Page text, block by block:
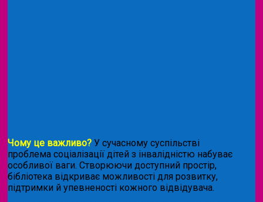
Чому це важливо? У сучасному суспільстві
проблема соціалізації дітей з інвалідністю набуває
особливої ваги. Створюючи доступний простір,
бібліотека відкриває можливості для розвитку,
підтримки й упевненості кожного відвідувача.